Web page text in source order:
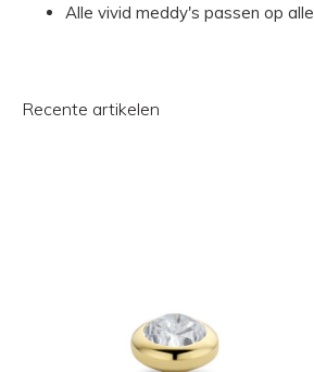
Alle vivid meddy's passen op alle
Recente artikelen